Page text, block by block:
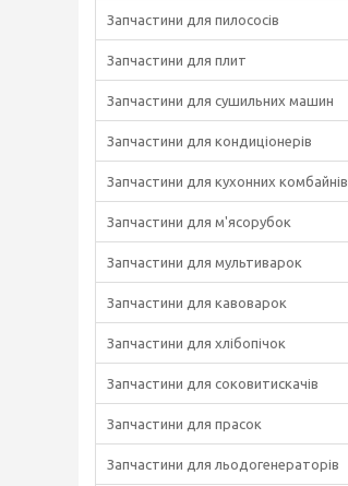
Запчастини для пилососів
Запчастини для плит
Запчастини для сушильних машин
Запчастини для кондиціонерів
Запчастини для кухонних комбайнів
Запчастини для м'ясорубок
Запчастини для мультиварок
Запчастини для кавоварок
Запчастини для хлібопічок
Запчастини для соковитискачів
Запчастини для прасок
Запчастини для льодогенераторів